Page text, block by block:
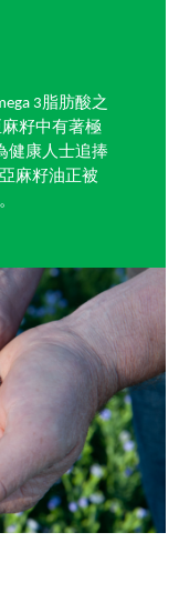
3脂肪酸之
籽中有著極
健康人士追捧
麻籽油正被